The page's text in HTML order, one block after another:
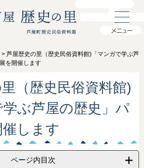
> 芦屋歴史の里（歴史民俗資料館)「マンガで学ぶ芦
を開催します
（歴史民俗資料館)
学ぶ芦屋の歴史」パ
します
ページ内目次